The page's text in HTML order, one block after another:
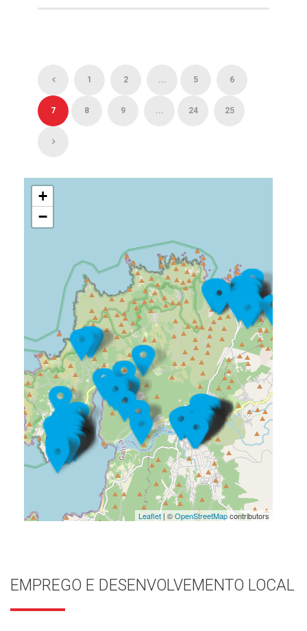
1 2 ... 5 6
7 8 9 ... 24 25
+
−
Leaflet| ©OpenStreetMapcontributors
EMPREGO E DESENVOLVEMENTO LOCAL